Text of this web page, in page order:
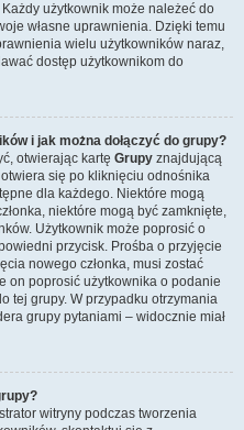
użytkownik może należeć do
własne uprawnienia. Dzięki temu
wielu użytkowników naraz,
dostęp użytkownikom do
i jak można dołączyć do grupy?
otwierając kartę Grupy znajdującą
się po kliknięciu odnośnika
dla każdego. Niektóre mogą
niektóre mogą być zamknięte,
Użytkownik może poprosić o
przycisk. Prośba o przyjęcie
nowego członka, musi zostać
on poprosić użytkownika o podanie
tej grupy. W przypadku otrzymania
grupy pytaniami – widocznie miał
witryny podczas tworzenia